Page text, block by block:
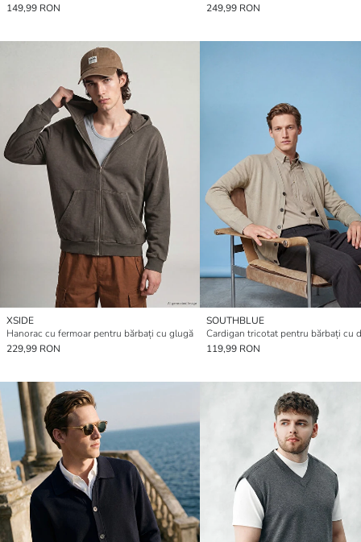
149,99 RON
249,99 RON
XSIDE
Hanorac cu fermoar pentru bărbați cu glugă
229,99 RON
SOUTHBLUE
119,99 RON